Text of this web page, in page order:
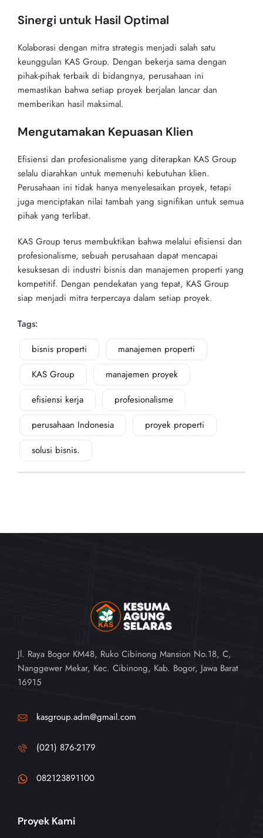
Sinergi untuk Hasil Optimal
Kolaborasi dengan mitra strategis menjadi salah satu
keunggulan KAS Group. Dengan bekerja sama dengan
pihak-pihak terbaik di bidangnya, perusahaan ini
memastikan bahwa setiap proyek berjalan lancar dan
memberikan hasil maksimal.
Mengutamakan Kepuasan Klien
Efisiensi dan profesionalisme yang diterapkan KAS Group
selalu diarahkan untuk memenuhi kebutuhan klien.
Perusahaan ini tidak hanya menyelesaikan proyek, tetapi
juga menciptakan nilai tambah yang signifikan untuk semua
pihak yang terlibat.
KAS Group terus membuktikan bahwa melalui efisiensi dan
profesionalisme, sebuah perusahaan dapat mencapai
kesuksesan di industri bisnis dan manajemen properti yang
kompetitif. Dengan pendekatan yang tepat, KAS Group
siap menjadi mitra terpercaya dalam setiap proyek.
Tags:
bisnis properti
manajemen properti
KAS Group
manajemen proyek
efisiensi kerja
profesionalisme
perusahaan Indonesia
proyek properti
solusi bisnis.
Jl. Raya Bogor KM48, Ruko Cibinong Mansion No.18, C,
Nanggewer Mekar, Kec. Cibinong, Kab. Bogor, Jawa Barat
16915
kasgroup.adm@gmail.com
(021) 876-2179
082123891100
Proyek Kami